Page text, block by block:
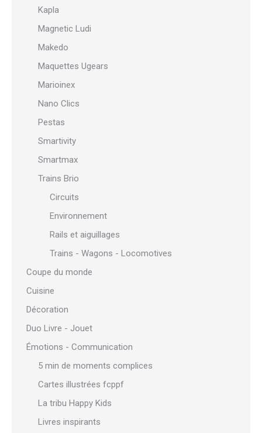
Kapla
Magnetic Ludi
Makedo
Maquettes Ugears
Marioinex
Nano Clics
Pestas
Smartivity
Smartmax
Trains Brio
Circuits
Environnement
Rails et aiguillages
Trains - Wagons - Locomotives
Coupe du monde
Cuisine
Décoration
Duo Livre - Jouet
Émotions - Communication
5 min de moments complices
Cartes illustrées fcppf
La tribu Happy Kids
Livres inspirants